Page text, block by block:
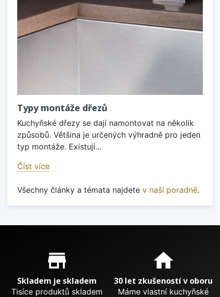
Typy montáže dřezů
Kuchyňské dřezy se dají namontovat na několik
způsobů. Většina je určených výhradně pro jeden
typ montáže. Existují...
Číst více
Všechny články a témata najdete v naší poradně.
Proč nakupovat u nás?
store_mall_directory
Skladem je skladem
Tisíce produktů skladem
home
30 let zkušeností v oboru
Máme vlastní kuchyňské